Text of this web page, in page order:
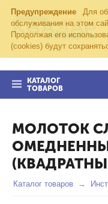
Предупреждение
Для
обслуживания на этом
Продолжая его
(cookies) будут
КАТАЛОГ
ТОВАРОВ
МОЛОТОК
Каталог товаров